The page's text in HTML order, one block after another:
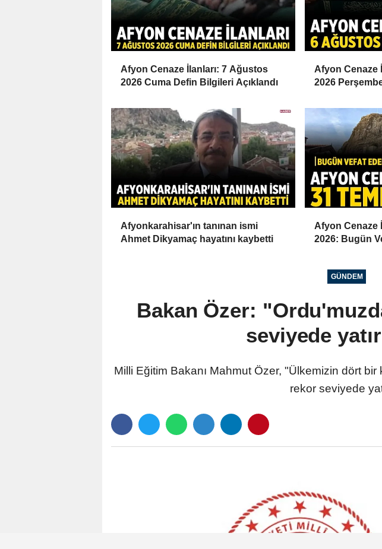
Afyon Cenaze İlanları: 7 Ağustos
2026 Cuma Defin Bilgileri Açıklandı
Afyon Cenaze
2026
Afyonkarahisar'ın tanınan ismi
Ahmet Dikyamaç hayatını kaybetti
Afyon Cenaze
2026: Bugün
GÜNDEM
Bakan Özer:
seviyede
Milli Eğitim Bakanı Mahmut Özer, "Ülkemizin dört
rekor seviyede